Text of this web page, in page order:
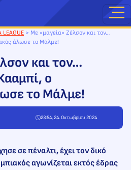
LEAGUE > Με «μαγεία» Ζέλσον και τον…
άλωσε το Μάλμε!
και τον…
ο
το Μάλμε!
23:54, 24. Οκτωβρίου 2024
σε πέναλτι, έχει τον δικό
αγωνίζεται εκτός έδρας